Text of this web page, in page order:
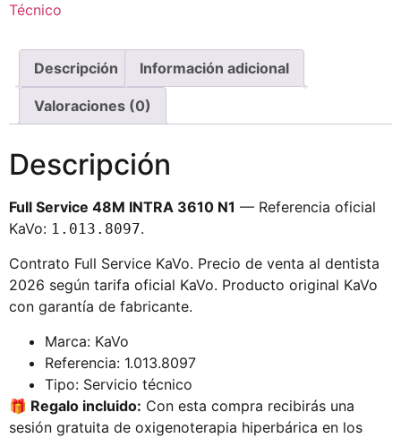
Técnico
Descripción Información adicional
Valoraciones (0)
Descripción
Full Service 48M INTRA 3610 N1 — Referencia oficial
KaVo: 1.013.8097.
Contrato Full Service KaVo. Precio de venta al dentista
2026 según tarifa oficial KaVo. Producto original KaVo
con garantía de fabricante.
Marca: KaVo
Referencia: 1.013.8097
Tipo: Servicio técnico
🎁 Regalo incluido: Con esta compra recibirás una
sesión gratuita de oxigenoterapia hiperbárica en los